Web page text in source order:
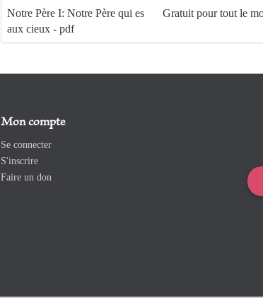
107
Yves-Marie Hilaire et l’Histoire religieuse
« Substantiation » Ontologie du changement
Notre Père I: Notre Père qui es
aux cieux - pdf
Gratuit pour tout le
Mon compte
Se connecter
S'inscrire
Faire un don